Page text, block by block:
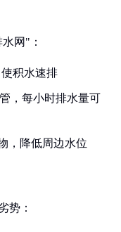
网"：
使积水速排
，每小时排水量可
，降低周边水位
势：